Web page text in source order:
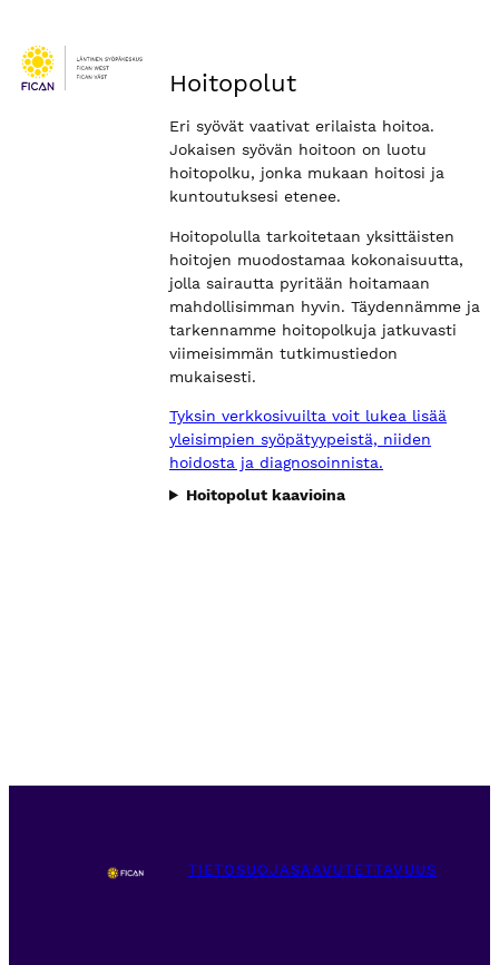
Hoitopolut
Eri syövät vaativat erilaista hoitoa.
Jokaisen syövän hoitoon on luotu
hoitopolku, jonka mukaan hoitosi ja
kuntoutuksesi etenee.
Hoitopolulla tarkoitetaan yksittäisten
hoitojen muodostamaa kokonaisuutta,
jolla sairautta pyritään hoitamaan
mahdollisimman hyvin. Täydennämme ja
tarkennamme hoitopolkuja jatkuvasti
viimeisimmän tutkimustiedon
mukaisesti.
Tyksin verkkosivuilta voit lukea lisää
yleisimpien syöpätyypeistä, niiden
hoidosta ja diagnosoinnista.
Hoitopolut kaavioina
TIETOSUOJASAAVUTETTAVUUS